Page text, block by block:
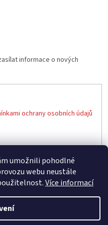
umožnili pohodlné
webu neustále
Více informací
informace o nových
ochrany osobních údajů